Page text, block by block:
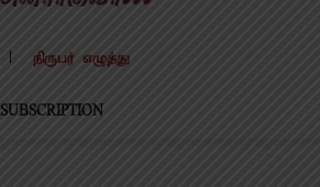
நிருபர் எழுத்து
SUBSCRIPTION